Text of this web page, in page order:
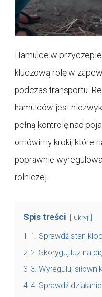
Hamulce w
kluczową rolę w
podczas transportu.
hamulców jest
pełną kontrolę nad
omówimy kroki, które
poprawnie
rolniczej.
Spis treści ukryj
1
1. Sprawdź stan
2 2. Skoryguj luz na
3 3. Wyreguluj
4 4. Sprawdź